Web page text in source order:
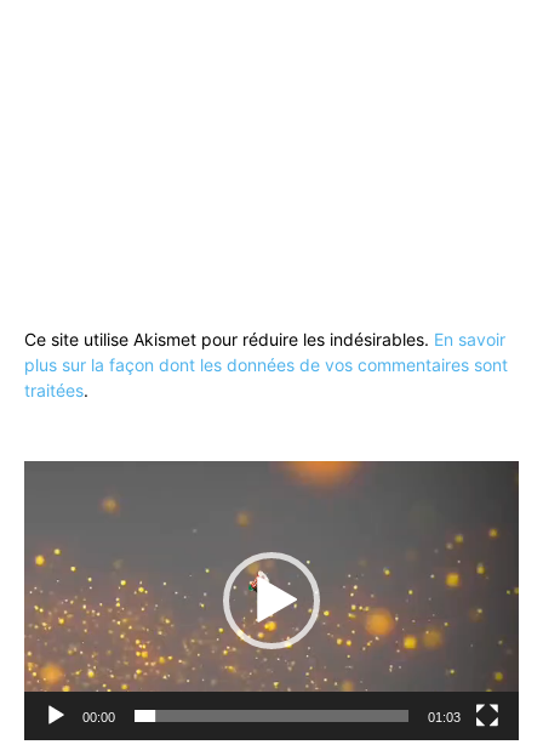
Ce site utilise Akismet pour réduire les indésirables. En savoir
plus sur la façon dont les données de vos commentaires sont
traitées.
00:00 01:03